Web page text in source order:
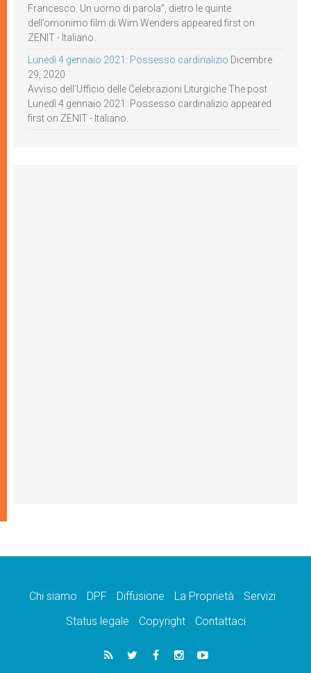
Francesco. Un uomo di parola”, dietro le quinte
dell’omonimo film di Wim Wenders appeared first on
ZENIT - Italiano.
Lunedì 4 gennaio 2021: Possesso cardinalizio Dicembre
29, 2020
Avviso dell’Ufficio delle Celebrazioni Liturgiche The post
Lunedì 4 gennaio 2021: Possesso cardinalizio appeared
first on ZENIT - Italiano.
Chi siamo DPF Diffusione La Proprietà
Servizi
Status legale
Copyright Contattaci